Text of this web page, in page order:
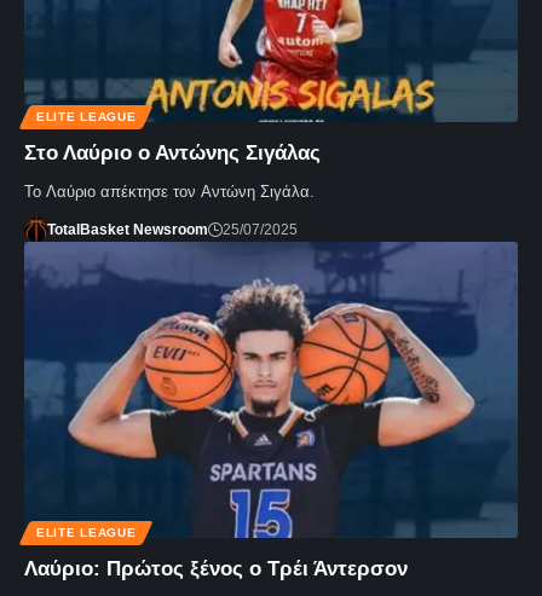
ELITE LEAGUE
Στο Λαύριο ο Αντώνης Σιγάλας
Το Λαύριο απέκτησε τον Αντώνη Σιγάλα.
TotalBasket Newsroom 25/07/2025
ELITE LEAGUE
Λαύριο: Πρώτος ξένος ο Τρέι Άντερσον